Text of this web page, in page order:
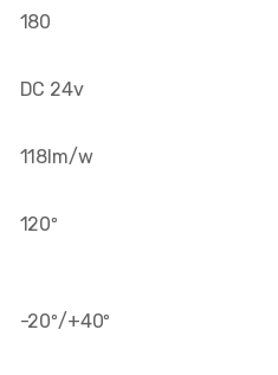
180
DC 24v
118lm/w
120º
-20º/+40º